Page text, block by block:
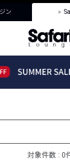
ン
対象件数 : 0